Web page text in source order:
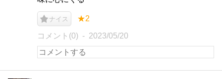
ナイス ★2
コメント(0) 2023/05/20